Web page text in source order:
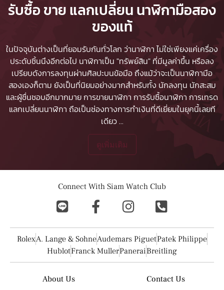
รับซื้อ ขาย แลกเปลี่ยน นาฬิกามือสอง
ของแท้
ในปัจจุบันต่างเป็นที่ยอมรับกันทั่วโลก ว่านาฬิกา ไม่ใช่เพียงแค่เครื่อง
ประดับชิ้นนึงอีกต่อไป นาฬิกาเป็น "ทรัพย์สิน" ที่มีมูลค่าขึ้น หรือลง
เปรียบดังการลงทุนผ่านศิลปะบนข้อมือ ถึงแม้ว่าจะเป็นนาฬิกามือ
สองเองก็ตาม ยังเป็นที่นิยมอย่างมากสำหรับทั้ง นักลงทุน นักสะสม
และผู้ชื่นชอบอีกมากมายการขายนาฬิกา การรับซื้อนาฬิกา การเทรด
แลกเปลี่ยนนาฬิกา ถือเป็นช่องทางการทำเงินที่ดีเยี่ยมในยุคนี้เลยที
เดียว...
ดูเพิ่มเติม
Connect With Siam Watch Club
RolexA. Lange & SohneAudemars PiguetPatek Philippe
HublotFranck MullerPaneraiBreitling
About Us Contact Us